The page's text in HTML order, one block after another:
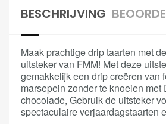
BESCHRIJVING
Maak prachtige drip taarten met
uitsteker van FMM! Met deze
gemakkelijk een drip creëren van
marsepein zonder te knoeien met
chocolade, Gebruik de uitsteker
spectaculaire verjaardagstaarten